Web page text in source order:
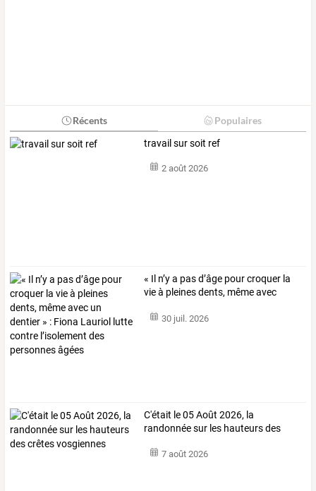
Récents Populaires
travail sur soit ref
2 août 2026
« Il n’ya pasd’âge pourcroquer la
vieà pleinesdents, mêmeavec
30 juil. 2026
C'était le 05 Août 2026, la
randonnée sur les hauteurs des
7 août 2026